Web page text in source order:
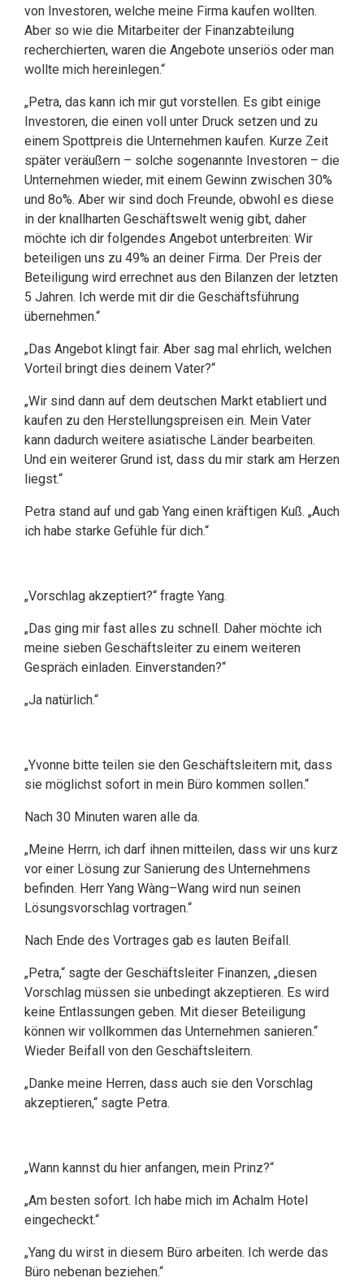
von Investoren, welche meine Firma kaufen wollten.
Aber so wie die Mitarbeiter der Finanzabteilung
recherchierten, waren die Angebote unseriös oder man
wollte mich hereinlegen.“
„Petra, das kann ich mir gut vorstellen. Es gibt einige
Investoren, die einen voll unter Druck setzen und zu
einem Spottpreis die Unternehmen kaufen. Kurze Zeit
später veräußern – solche sogenannte Investoren – die
Unternehmen wieder, mit einem Gewinn zwischen 30%
und 8o%. Aber wir sind doch Freunde, obwohl es diese
in der knallharten Geschäftswelt wenig gibt, daher
möchte ich dir folgendes Angebot unterbreiten: Wir
beteiligen uns zu 49% an deiner Firma. Der Preis der
Beteiligung wird errechnet aus den Bilanzen der letzten
5 Jahren. Ich werde mit dir die Geschäftsführung
übernehmen.“
„Das Angebot klingt fair. Aber sag mal ehrlich, welchen
Vorteil bringt dies deinem Vater?“
„Wir sind dann auf dem deutschen Markt etabliert und
kaufen zu den Herstellungspreisen ein. Mein Vater
kann dadurch weitere asiatische Länder bearbeiten.
Und ein weiterer Grund ist, dass du mir stark am Herzen
liegst.“
Petra stand auf und gab Yang einen kräftigen Kuß. „Auch
ich habe starke Gefühle für dich.“
„Vorschlag akzeptiert?“ fragte Yang.
„Das ging mir fast alles zu schnell. Daher möchte ich
meine sieben Geschäftsleiter zu einem weiteren
Gespräch einladen. Einverstanden?“
„Ja natürlich.“
„Yvonne bitte teilen sie den Geschäftsleitern mit, dass
sie möglichst sofort in mein Büro kommen sollen.“
Nach 30 Minuten waren alle da.
„Meine Herrn, ich darf ihnen mitteilen, dass wir uns kurz
vor einer Lösung zur Sanierung des Unternehmens
befinden. Herr Yang Wàng–Wang wird nun seinen
Lösungsvorschlag vortragen.“
Nach Ende des Vortrages gab es lauten Beifall.
„Petra,“ sagte der Geschäftsleiter Finanzen, „diesen
Vorschlag müssen sie unbedingt akzeptieren. Es wird
keine Entlassungen geben. Mit dieser Beteiligung
können wir vollkommen das Unternehmen sanieren.“
Wieder Beifall von den Geschäftsleitern.
„Danke meine Herren, dass auch sie den Vorschlag
akzeptieren,“ sagte Petra.
„Wann kannst du hier anfangen, mein Prinz?“
„Am besten sofort. Ich habe mich im Achalm Hotel
eingecheckt.“
„Yang du wirst in diesem Büro arbeiten. Ich werde das
Büro nebenan beziehen.“